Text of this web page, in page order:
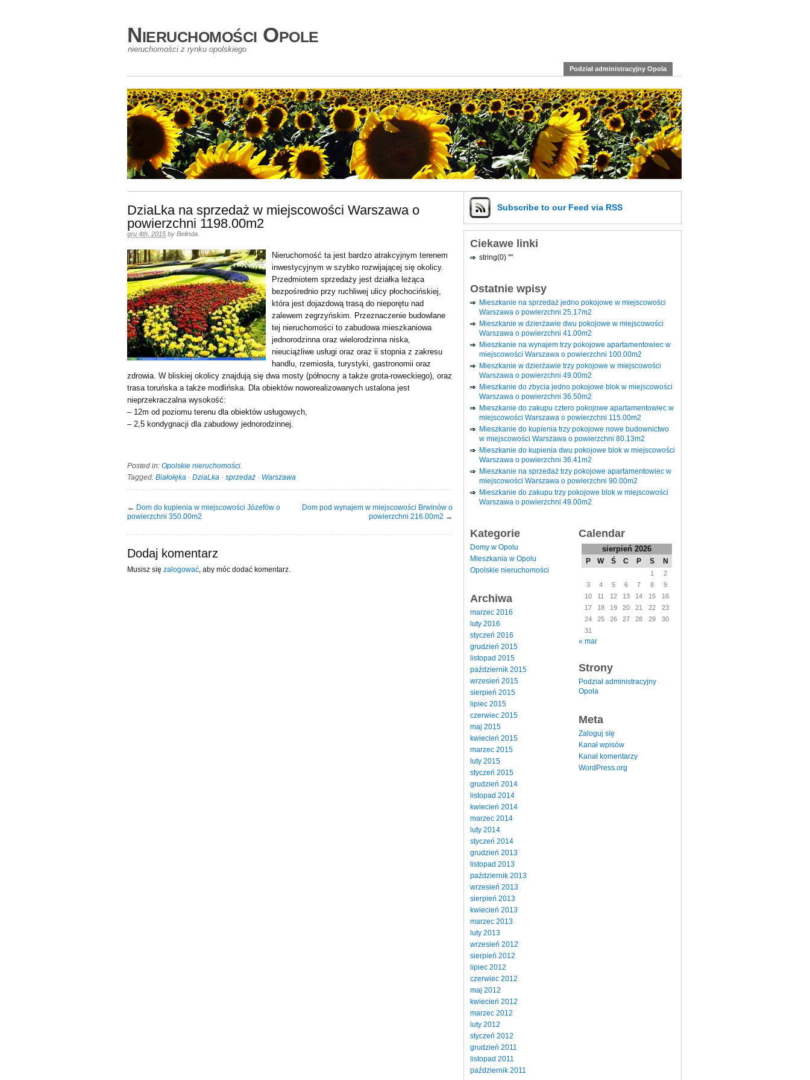
Nieruchomości Opole
nieruchomości z rynku opolskiego
Podział administracyjny Opola
DziaLka na sprzedaż w miejscowości Warszawa o
powierzchni 1198.00m2
gru 4th, 2015 by Belinda
Nieruchomość ta jest bardzo atrakcyjnym terenem
inwestycyjnym w szybko rozwijającej się okolicy.
Przedmiotem sprzedaży jest działka leżąca
bezpośrednio przy ruchliwej ulicy płochocińskiej,
która jest dojazdową trasą do nieporętu nad
zalewem zegrzyńskim. Przeznaczenie budowlane
tej nieruchomości to zabudowa mieszkaniowa
jednorodzinna oraz wielorodzinna niska,
nieuciążliwe usługi oraz oraz ii stopnia z zakresu
handlu, rzemiosła, turystyki, gastronomii oraz
zdrowia. W bliskiej okolicy znajdują się dwa mosty (północny a także grota-roweckiego), oraz
trasa toruńska a także modlińska. Dla obiektów noworealizowanych ustalona jest
nieprzekraczalna wysokość:
– 12m od poziomu terenu dla obiektów usługowych,
– 2,5 kondygnacji dla zabudowy jednorodzinnej.
Posted in: Opolskie nieruchomości.
Tagged: Białołęka · DziaLka · sprzedaż · Warszawa
← Dom do kupienia w miejscowości Józefów o
powierzchni 350.00m2
Dom pod wynajem w miejscowości Brwinów o
powierzchni 216.00m2 →
Dodaj komentarz
Musisz się zalogować , aby móc dodać komentarz.
Subscribe to our Feed via RSS
Ciekawe linki
string(0) ""
Ostatnie wpisy
Mieszkanie na sprzedaż jedno pokojowe w miejscowości
Warszawa o powierzchni 25.17m2
Mieszkanie w dzierżawie dwu pokojowe w miejscowości
Warszawa o powierzchni 41.00m2
Mieszkanie na wynajem trzy pokojowe apartamentowiec w
miejscowości Warszawa o powierzchni 100.00m2
Mieszkanie w dzierżawie trzy pokojowe w miejscowości
Warszawa o powierzchni 49.00m2
Mieszkanie do zbycia jedno pokojowe blok w miejscowości
Warszawa o powierzchni 36.50m2
Mieszkanie do zakupu cztero pokojowe apartamentowiec w
miejscowości Warszawa o powierzchni 115.00m2
Mieszkanie do kupienia trzy pokojowe nowe budownictwo
w miejscowości Warszawa o powierzchni 80.13m2
Mieszkanie do kupienia dwu pokojowe blok w miejscowości
Warszawa o powierzchni 36.41m2
Mieszkanie na sprzedaż trzy pokojowe apartamentowiec w
miejscowości Warszawa o powierzchni 90.00m2
Mieszkanie do zakupu trzy pokojowe blok w miejscowości
Warszawa o powierzchni 49.00m2
Kategorie
Domy w Opolu
Mieszkania w Opolu
Opolskie nieruchomości
Archiwa
marzec 2016
luty 2016
styczeń 2016
grudzień 2015
listopad 2015
październik 2015
wrzesień 2015
sierpień 2015
lipiec 2015
czerwiec 2015
maj 2015
kwiecień 2015
marzec 2015
luty 2015
styczeń 2015
grudzień 2014
listopad 2014
kwiecień 2014
marzec 2014
luty 2014
styczeń 2014
grudzień 2013
listopad 2013
październik 2013
wrzesień 2013
sierpień 2013
kwiecień 2013
marzec 2013
luty 2013
wrzesień 2012
sierpień 2012
lipiec 2012
czerwiec 2012
maj 2012
kwiecień 2012
marzec 2012
luty 2012
styczeń 2012
grudzień 2011
listopad 2011
październik 2011
Calendar
sierpień 2026
P W Ś C P S N
1
2
3
4 5 6 7 8
9
10
11 12 13 14 15
16
17
18 19 20 21 22
23
24
25 26 27 28 29
30
31
« mar
Strony
Podział administracyjny
Opola
Meta
Zaloguj się
Kanał wpisów
Kanał komentarzy
WordPress.org